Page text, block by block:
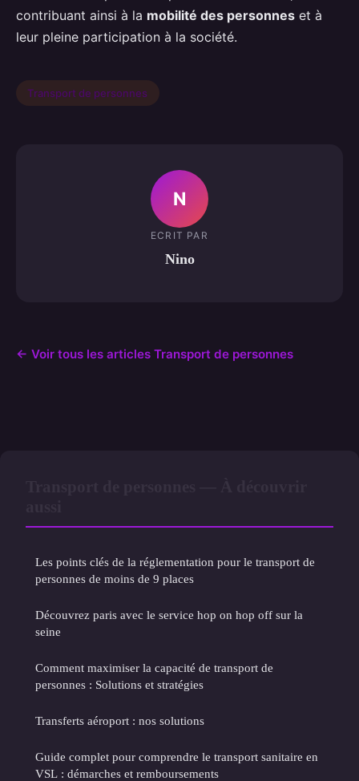
contribuant ainsi à la mobilité des personnes et à
leur pleine participation à la société.
Transport de personnes
N
ECRIT PAR
Nino
← Voir tous les articles Transport de personnes
Les points clés de la réglementation pour le transport de
personnes de moins de 9 places
Découvrez paris avec le service hop on hop off sur la
seine
Comment maximiser la capacité de transport de
personnes : Solutions et stratégies
Transferts aéroport : nos solutions
Guide complet pour comprendre le transport sanitaire en
VSL : démarches et remboursements